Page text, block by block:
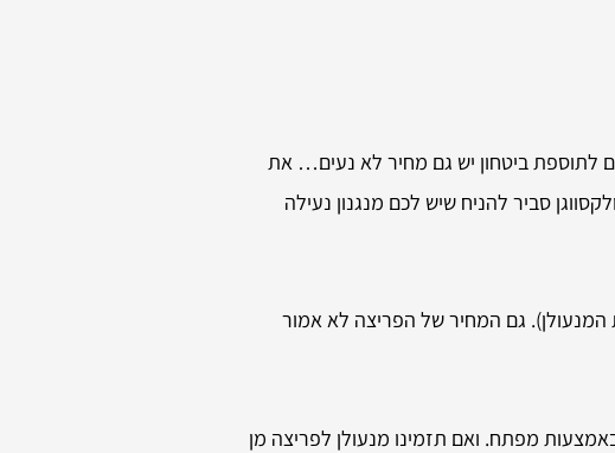
לתוספת ביטחון יש גם מחיר לא נעים… את
סביר להניח שיש לכם מנגנון נעילה
מוסמך. מדובר בתהליך לא ארוך, תהליך של כ-20 דקות (מעת הגעת המנעולן). גם המחיר של הפריצה לא אמור
מפתח. ואם תזמינו מנעולן לפריצה מן